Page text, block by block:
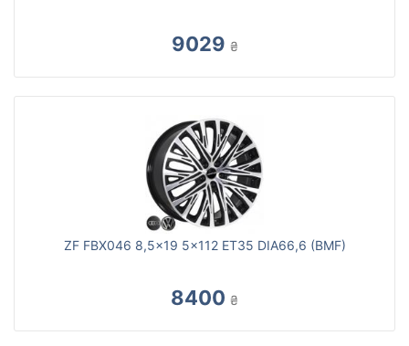
9029 ₴
ZF FBX046 8,5x19 5x112 ET35 DIA66,6 (BMF)
8400 ₴